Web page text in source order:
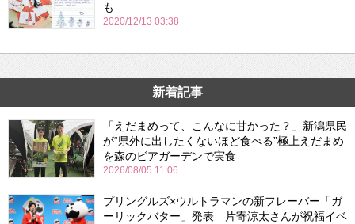
も
2020/12/13 03:38
新着記事
「えだまめって、こんなに甘かった？」新潟県民
が“県外に出したくないほど食べる”極上えだまめ
を森のビアガーデンで実食
2026/08/05 11:06
プリングルズ×ウルトラマンの新フレーバー「ガ
ーリックバター」発表 片寄涼太さんが祝福イベ